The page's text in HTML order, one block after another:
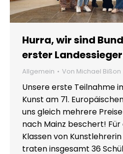
Hurra, wir sind
erster
Allgemein Von Michael Bißon
Unsere erste Teilnahme
Kunst am 71.
uns gleich mehrere
nach Mainz beschert!
Klassen von
traten insgesamt 36